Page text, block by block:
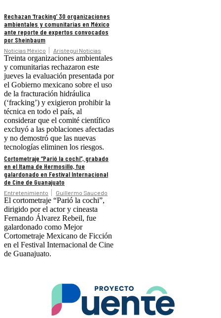
Rechazan ‘fracking’ 30 organizaciones
ambientales y comunitarias en México
ante reporte de expertos convocados
por Sheinbaum
Noticias México Aristegui Noticias
Treinta organizaciones ambientales
y comunitarias rechazaron este
jueves la evaluación presentada por
el Gobierno mexicano sobre el uso
de la fracturación hidráulica
(‘fracking’) y exigieron prohibir la
técnica en todo el país, al
considerar que el comité científico
excluyó a las poblaciones afectadas
y no demostró que las nuevas
tecnologías eliminen los riesgos.
Cortometraje “Parió la cochi”, grabado
en el Itama de Hermosillo, fue
galardonado en Festival Internacional
de Cine de Guanajuato
Entretenimiento Guillermo Saucedo
El cortometraje “Parió la cochi”,
dirigido por el actor y cineasta
Fernando Álvarez Rebeil, fue
galardonado como Mejor
Cortometraje Mexicano de Ficción
en el Festival Internacional de Cine
de Guanajuato.